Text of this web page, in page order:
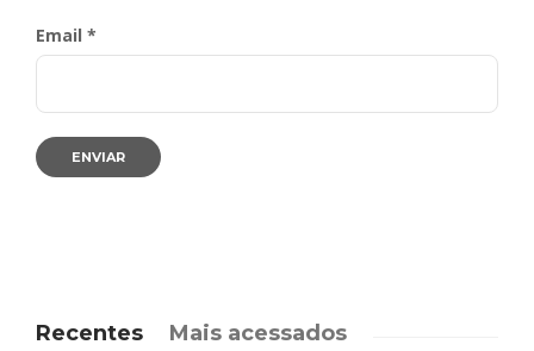
Email *
Recentes Mais acessados